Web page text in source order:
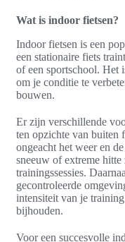
Wat is indoor fietsen?
Indoor fietsen is een
een stationaire fiets
of een sportschool. Het
om je conditie te
bouwen.
Er zijn verschillende
ten opzichte van buiten
ongeacht het weer en
sneeuw of extreme
trainingssessies.
gecontroleerde
intensiteit van je
bijhouden.
Voor een succesvolle